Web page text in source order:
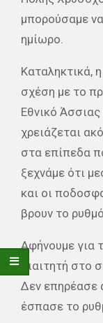
μπορούσαμε
ημίωρο.
Καταληκτικά,
σχέση με το
Εθνικό
χρειάζεται
στα επίπεδα
ξεχνάμε ότι
και οι
βρουν το
Αφήνουμε για
διαιτητή στο
Δεν επηρέασε
έσπασε το